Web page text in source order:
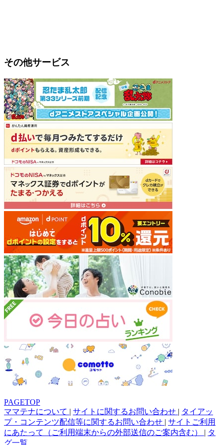
その他サービス
PAGETOP
ママテナについて | サイトに関するお問い合わせ | タイアッ
プ・コンテンツ配信等に関するお問い合わせ | サイトご利用
にあたって（ご利用端末からの外部送信のご案内含む） | タ
グ一覧